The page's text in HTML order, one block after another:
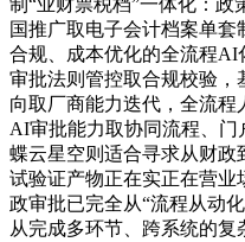
制“业财票税档”一体化：政
国推广取电子会计档案单
合规、成本优化的全流程AI
审批法则管控取合规校验，
向取厂商能力迭代，全流程
AI审批能力取协同流程、
蝶云星空则适合寻求从财政
试验证产物正在实正在营
政审批已完全从“流程从动
从完成多环节、跨系统的